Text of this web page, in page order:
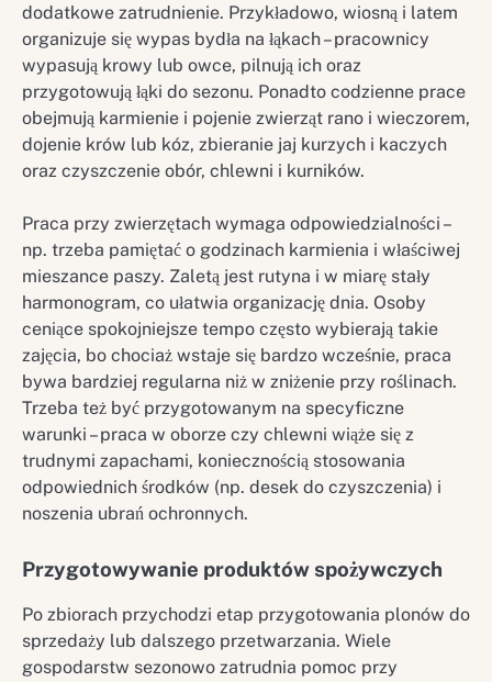
dodatkowe zatrudnienie. Przykładowo, wiosną i latem
organizuje się wypas bydła na łąkach – pracownicy
wypasują krowy lub owce, pilnują ich oraz
przygotowują łąki do sezonu. Ponadto codzienne prace
obejmują karmienie i pojenie zwierząt rano i wieczorem,
dojenie krów lub kóz, zbieranie jaj kurzych i kaczych
oraz czyszczenie obór, chlewni i kurników.
Praca przy zwierzętach wymaga odpowiedzialności –
np. trzeba pamiętać o godzinach karmienia i właściwej
mieszance paszy. Zaletą jest rutyna i w miarę stały
harmonogram, co ułatwia organizację dnia. Osoby
ceniące spokojniejsze tempo często wybierają takie
zajęcia, bo chociaż wstaje się bardzo wcześnie, praca
bywa bardziej regularna niż w zniżenie przy roślinach.
Trzeba też być przygotowanym na specyficzne
warunki – praca w oborze czy chlewni wiąże się z
trudnymi zapachami, koniecznością stosowania
odpowiednich środków (np. desek do czyszczenia) i
noszenia ubrań ochronnych.
Przygotowywanie produktów spożywczych
Po zbiorach przychodzi etap przygotowania plonów do
sprzedaży lub dalszego przetwarzania. Wiele
gospodarstw sezonowo zatrudnia pomoc przy